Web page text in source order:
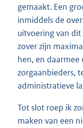
gemaakt. Een
inmiddels de
uitvoering van
zover zijn
hen, en daarmee
zorgaanbieders,
administratieve
Tot slot roep ik
maken van een